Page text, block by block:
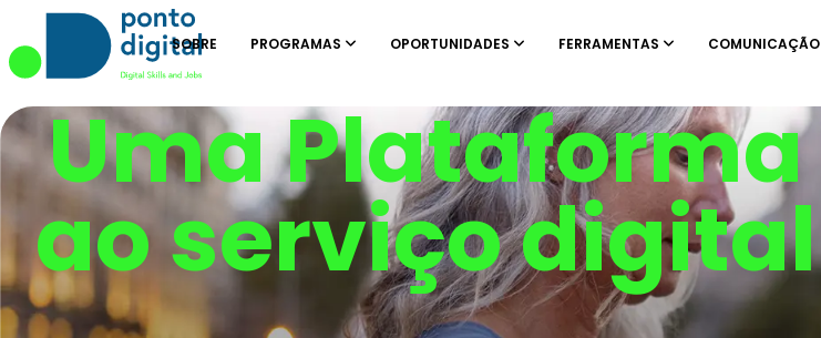
SOBRE PROGRAMAS OPORTUNIDADES FERRAMENTAS COMUNICAÇÃO
Uma Plataforma
ao serviço digital